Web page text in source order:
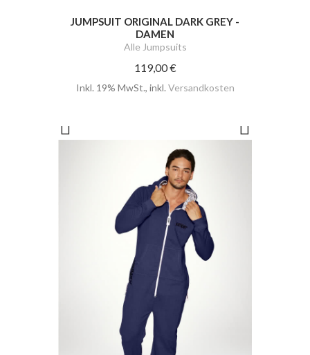
JUMPSUIT ORIGINAL DARK GREY -
DAMEN
Alle Jumpsuits
119,00 €
Inkl. 19% MwSt., inkl. Versandkosten